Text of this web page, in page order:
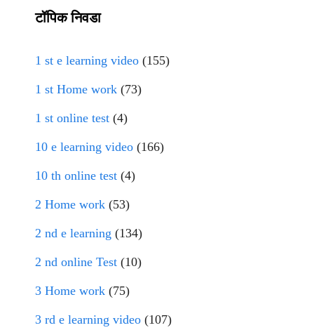
टॉपिक निवडा
1 st e learning video (155)
1 st Home work (73)
1 st online test (4)
10 e learning video (166)
10 th online test (4)
2 Home work (53)
2 nd e learning (134)
2 nd online Test (10)
3 Home work (75)
3 rd e learning video (107)